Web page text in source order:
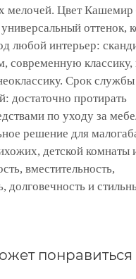
мелочей. Цвет
оттенок,
любой интерьер:
современную классику,
Срок
достаточно протирать
по уходу за
решение для
детской комнаты
вместительность,
долговечность и
понравиться